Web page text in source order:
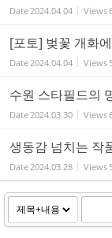
Date 2024.04.04 Views
[포토] 벚꽃 개화
Date 2024.04.04 Views
수원 스타필드의
Date 2024.03.30 Views
생동감 넘치는 작
Date 2024.03.28 Views